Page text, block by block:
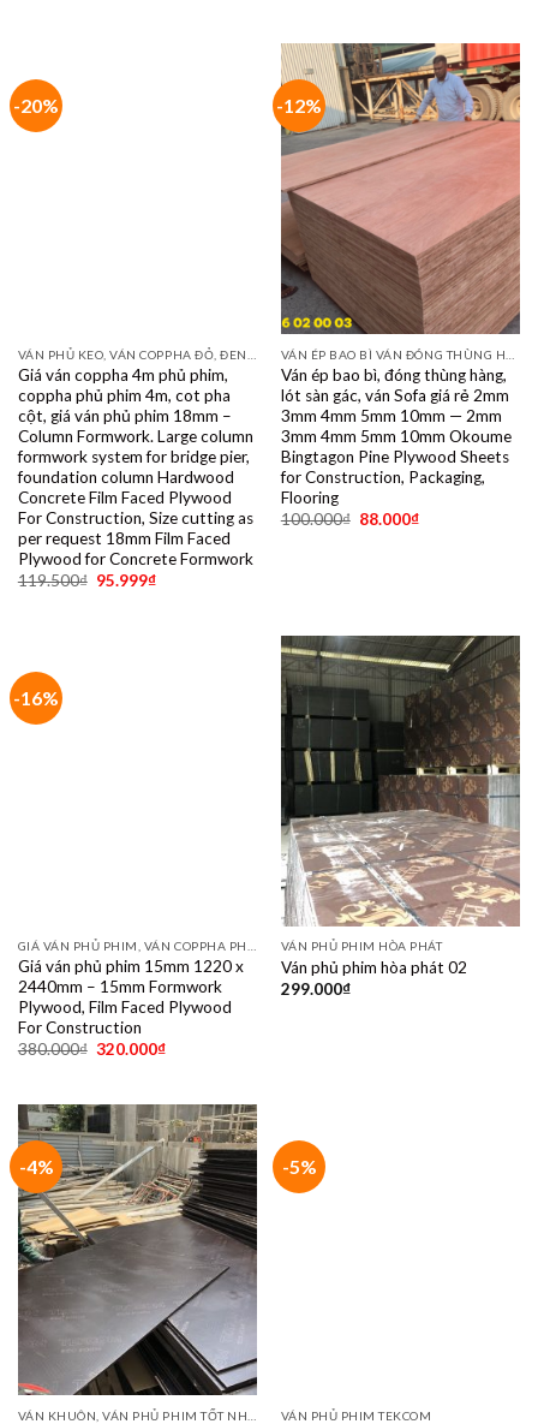
-20%
Giá ván coppha 4m phủ phim,
coppha phủ phim 4m, cot pha
cột, giá ván phủ phim 18mm –
Column Formwork. Large column
formwork system for bridge pier,
foundation column Hardwood
Concrete Film Faced Plywood
For Construction, Size cutting as
per request 18mm Film Faced
Plywood for Concrete Formwork
119.500₫ 95.999₫
-12%
Ván ép bao bì, đóng thùng hàng,
lót sàn gác, ván Sofa giá rẻ 2mm
3mm 4mm 5mm 10mm — 2mm
3mm 4mm 5mm 10mm Okoume
Bingtagon Pine Plywood Sheets
for Construction, Packaging,
Flooring
100.000₫ 88.000₫
-16%
Giá ván phủ phim 15mm 1220 x
2440mm – 15mm Formwork
Plywood, Film Faced Plywood
For Construction
380.000₫ 320.000₫
VÁN PHỦ PHIM HÒA PHÁT
Ván phủ phim hòa phát 02
299.000₫
-4% -5%
VÁN PHỦ PHIM TEKCOM